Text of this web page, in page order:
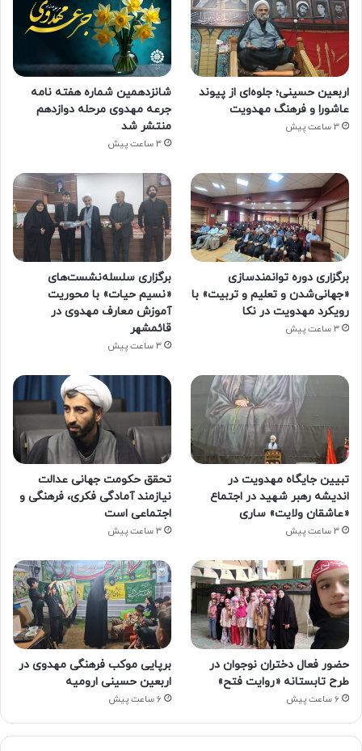
اربعین حسینی؛ جلوه‌ای از پیوند
عاشورا و فرهنگ مهدویت
3 ساعت پیش
شانزدهمین شماره هفته‌ نامه
جرعه مهدوی مرحله دوازدهم
منتشر شد
3 ساعت پیش
برگزاری دوره توانمندسازی
«جهانی‌شدن و تعلیم و تربیت» با
رویکرد مهدویت در نکا
3 ساعت پیش
برگزاری سلسله‌نشست‌های
«نسیم حیات» با محوریت
آموزش معارف مهدوی در
قائمشهر
3 ساعت پیش
تبیین جایگاه مهدویت در
اندیشه رهبر شهید در اجتماع
«عاشقان ولایت» ساری
3 ساعت پیش
تحقق حکومت جهانی عدالت
نیازمند آمادگی فکری، فرهنگی و
اجتماعی است
3 ساعت پیش
حضور فعال دختران نوجوان در
طرح تابستانه «روایت فتح»
6 ساعت پیش
برپایی موکب فرهنگی مهدوی در
اربعین حسینی ارومیه
6 ساعت پیش